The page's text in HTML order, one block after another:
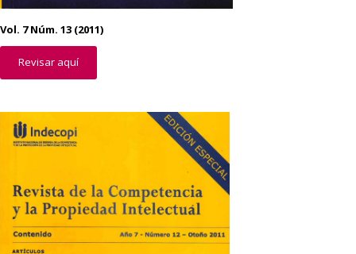
Vol. 7 Núm. 13 (2011)
Revisar aquí